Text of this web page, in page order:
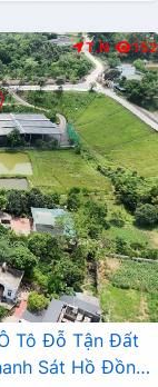
T.N 152
Tô Đỗ Tận Đất
Sát Hồ Đồng